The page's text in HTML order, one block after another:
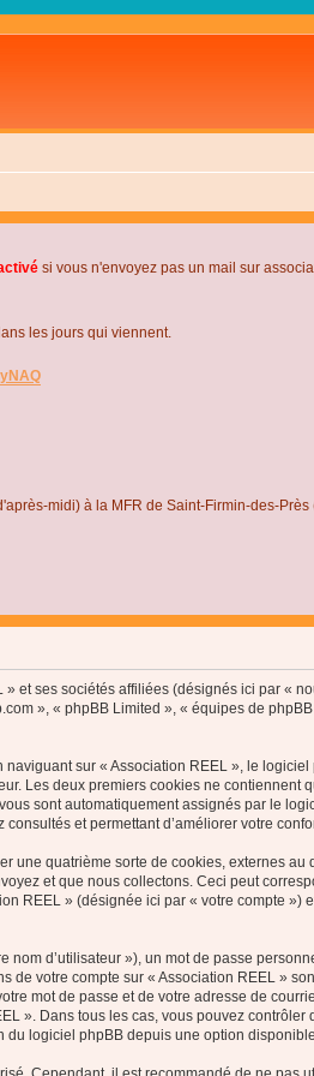
si vous n'envoyez pas un mail sur
les jours qui viennent.
midi) à la MFR de Saint-Firmin-des-Près
ses sociétés affiliées (désignés ici par «
», « phpBB Limited », « équipes de
sur « Association REEL », le
Les deux premiers cookies ne contiennent
sont automatiquement assignés par le
et permettant d’améliorer votre
une quatrième sorte de cookies, externes
et que nous collectons. Ceci peut
REEL » (désignée ici par « votre compte
d’utilisateur »), un mot de passe
votre compte sur « Association REEL »
mot de passe et de votre adresse de
». Dans tous les cas, vous pouvez
logiciel phpBB depuis une option